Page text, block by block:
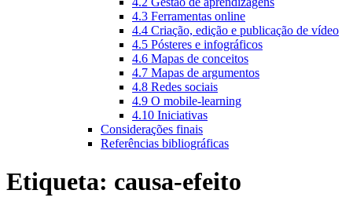
4.3 Ferramentas online
4.4 Criação, edição e publicação de vídeo
4.5 Pósteres e infográficos
4.6 Mapas de conceitos
4.7 Mapas de argumentos
4.8 Redes sociais
4.9 O mobile-learning
4.10 Iniciativas
Considerações finais
Referências bibliográficas
Etiqueta: causa-efeito